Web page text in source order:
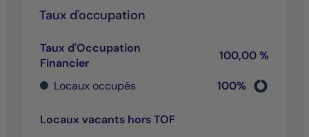
Taux d'occupation
Taux d'Occupation
Financier
100,00 %
Locaux occupés 100% Chart
Pie chart
Locaux vacants hors TOF